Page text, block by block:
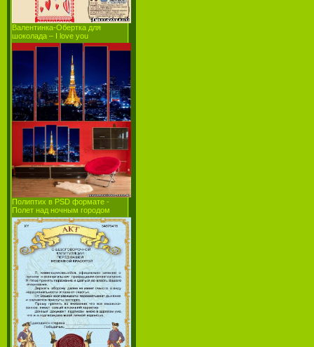
Валентинка-Обертка для
шоколада – I love you
Полиптих в PSD формате -
Полет над ночным городом